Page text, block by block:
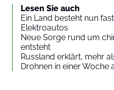
Lesen Sie auch
Ein Land besteht nun
Elektroautos
Neue Sorge rund um
entsteht
Russland erklärt, mehr
Drohnen in einer Woche